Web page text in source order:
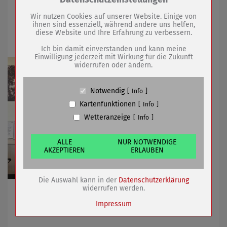
Zuwachs für Museums-Fundus
Neue Objekte für Sammlungsbestand zu Freibad- und
Name
PHP Session Cookie
Anbieter
Eigentümer dieser Website (Wenko-
Wenselaar GmbH & Co. KG)
Absicherung Kontaktformular / SPAM
Cookiespeicherung Entscheidungscookie
Anbieter
Eigentümer dieser Website (Wenko-
Wenselaar GmbH & Co. KG)
Zweck
Speichert die Einstellungen der Besucher
bezüglich der Speicherung von Cookies.
Cookie Name
dywc
Cookie Laufzeit
1 Jahr
Wir nutzen Cookies auf unserer Website. Einige von
ihnen sind essenziell, während andere uns helfen,
diese Website und Ihre Erfahrung zu verbessern.
Ich bin damit einverstanden und kann meine
Einwilligung jederzeit mit Wirkung für die Zukunft
widerrufen oder ändern.
Notwendig Info
Kartenfunktionen Info
Wetteranzeige Info
ALLE
AKZEPTIEREN
NUR NOTWENDIGE
ERLAUBEN
Die Auswahl kann in der Datenschutzerklärung
widerrufen werden.
Impressum